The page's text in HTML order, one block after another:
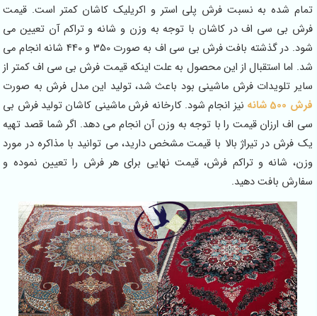
تمام شده به نسبت فرش پلی استر و اکریلیک کاشان کمتر است. قیمت
فرش بی سی اف در کاشان با توجه به وزن و شانه و تراکم آن تعیین می
شود. در گذشته بافت فرش بی سی اف به صورت 350 و 440 شانه انجام می
شد. اما استقبال از این محصول به علت اینکه قیمت فرش بی سی اف کمتر از
سایر تلویدات فرش ماشینی بود باعث شد، تولید این مدل فرش به صورت
فرش 500 شانه
نیز انجام شود. کارخانه فرش ماشینی کاشان تولید فرش بی
سی اف ارزان قیمت را با توجه به وزن آن انجام می دهد. اگر شما قصد تهیه
یک فرش در تیراژ بالا با قیمت مشخص دارید، می توانید با مذاکره در مورد
وزن، شانه و تراکم فرش، قیمت نهایی برای هر فرش را تعیین نموده و
سفارش بافت دهید.